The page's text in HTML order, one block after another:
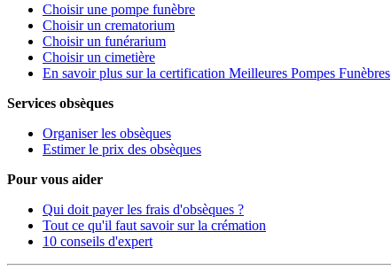
Choisir une pompe funèbre
Choisir un crematorium
Choisir un funérarium
Choisir un cimetière
En savoir plus sur la certification Meilleures Pompes Funèbres
Services obsèques
Organiser les obsèques
Estimer le prix des obsèques
Pour vous aider
Qui doit payer les frais d'obsèques ?
Tout ce qu'il faut savoir sur la crémation
10 conseils d'expert